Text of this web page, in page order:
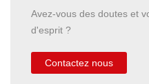
Avez-vous des doutes et
d'esprit ?
Contactez nous